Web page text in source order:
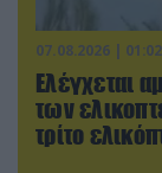
07.08.2026 | 01:02
Ελέγχεται
των
τρίτο